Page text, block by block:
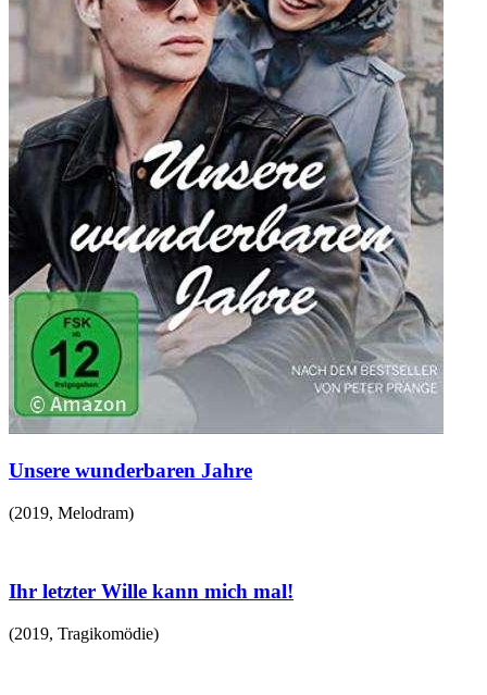
Unsere wunderbaren Jahre
(2019, Melodram)
Ihr letzter Wille kann mich mal!
(2019, Tragikomödie)